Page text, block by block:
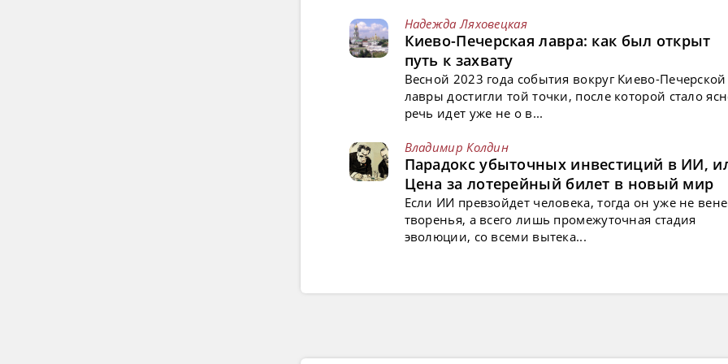
Надежда Ляховецкая
Киево-Печерская лавра: как был открыт
путь к захвату
Весной 2023 года события вокруг Киево-Печерской
лавры достигли той точки, после которой стало
речь идет уже не о в...
Владимир Колдин
Парадокс убыточных инвестиций в ИИ,
Цена за лотерейный билет в новый мир
Если ИИ превзойдет человека, тогда он уже не
творенья, а всего лишь промежуточная стадия
эволюции, со всеми вытека...